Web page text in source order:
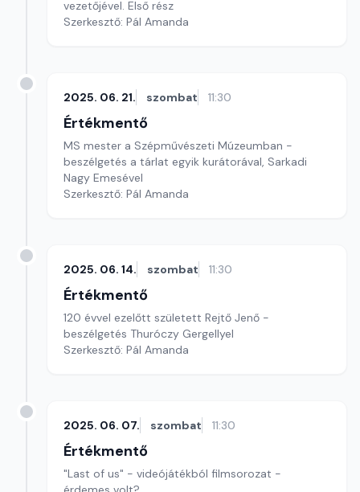
vezetőjével. Első rész
Szerkesztő: Pál Amanda
2025. 06. 21. szombat 11:30
Értékmentő
MS mester a Szépművészeti Múzeumban -
beszélgetés a tárlat egyik kurátorával, Sarkadi
Nagy Emesével
Szerkesztő: Pál Amanda
2025. 06. 14. szombat 11:30
Értékmentő
120 évvel ezelőtt született Rejtő Jenő -
beszélgetés Thuróczy Gergellyel
Szerkesztő: Pál Amanda
2025. 06. 07. szombat 11:30
Értékmentő
"Last of us" - videójátékból filmsorozat -